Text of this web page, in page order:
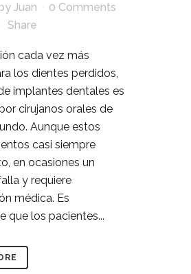
Juan
0 Comments
Share
cada vez más
los dientes perdidos,
implantes dentales es
cirujanos orales de
Aunque estos
casi siempre
en ocasiones un
y requiere
médica. Es
que los pacientes...